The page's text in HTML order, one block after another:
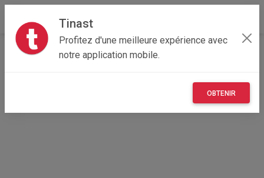
Tinast
Profitez d'une meilleure expérience avec
notre application mobile.
OBTENIR
Accueil Véhicules
Nouvelle-Aquitaine
Volkswagen Golf 1,9 TDI 90CV SPORTLINE